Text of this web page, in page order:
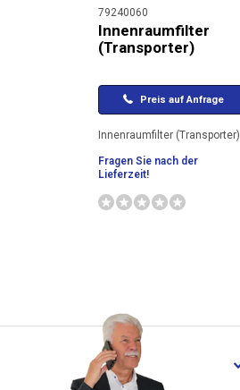
79240060
Innenraumfilter
(Transporter)
Preis auf Anfrage
Innenraumfilter (Transporter)
Fragen Sie nach der
Lieferzeit!